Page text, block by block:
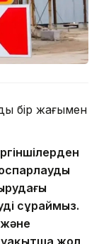
бір жағымен
сұраймыз.
және